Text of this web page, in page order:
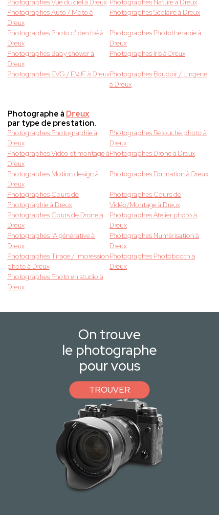
Photographes Vue du ciel à Dreux Photographes Nature à Dreux
Photographes Auto / Moto à
Dreux
Photographes Scolaire à Dreux
Photographes Photo d'identité à
Dreux
Photographes Photothérapie à
Dreux
Photographes Baby shower à
Dreux
Photographes Iris à Dreux
Photographes EVG / EVJF à DreuxPhotographes Boudoir / Lingerie
à Dreux
Photographe à Dreux
par type de prestation.
Photographes Photographie à
Dreux
Photographes Retouche photo à
Dreux
Photographes Vidéo et montage à
Dreux
Photographes Drone à Dreux
Photographes Motion design à
Dreux
Photographes Formation à Dreux
Photographes Cours de
Photographie à Dreux
Photographes Cours de
Vidéo/Montage à Dreux
Photographes Cours de Drone à
Dreux
Photographes Atelier photo à
Dreux
Photographes IA générative à
Dreux
Photographes Numérisation à
Dreux
Photographes Tirage / impression
photo à Dreux
Photographes Photobooth à
Dreux
Photographes Photo en studio à
Dreux
On trouve
le photographe
pour vous
TROUVER